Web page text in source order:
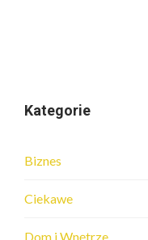
Kategorie
Biznes
Ciekawe
Dom i Wnętrze